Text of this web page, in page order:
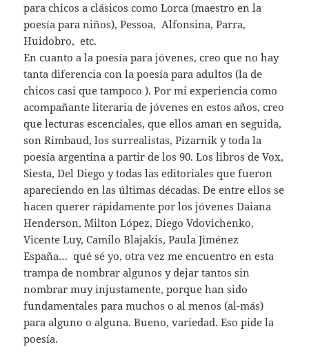
para chicos a clásicos como Lorca (maestro en la
poesía para niños), Pessoa, Alfonsina, Parra,
Huidobro, etc.
En cuanto a la poesía para jóvenes, creo que no hay
tanta diferencia con la poesía para adultos (la de
chicos casi que tampoco ). Por mi experiencia como
acompañante literaria de jóvenes en estos años, creo
que lecturas escenciales, que ellos aman en seguida,
son Rimbaud, los surrealistas, Pizarnik y toda la
poesía argentina a partir de los 90. Los libros de Vox,
Siesta, Del Diego y todas las editoriales que fueron
apareciendo en las últimas décadas. De entre ellos se
hacen querer rápidamente por los jóvenes Daiana
Henderson, Milton López, Diego Vdovichenko,
Vicente Luy, Camilo Blajakis, Paula Jiménez
España… qué sé yo, otra vez me encuentro en esta
trampa de nombrar algunos y dejar tantos sin
nombrar muy injustamente, porque han sido
fundamentales para muchos o al menos (al-más)
para alguno o alguna. Bueno, variedad. Eso pide la
poesía.